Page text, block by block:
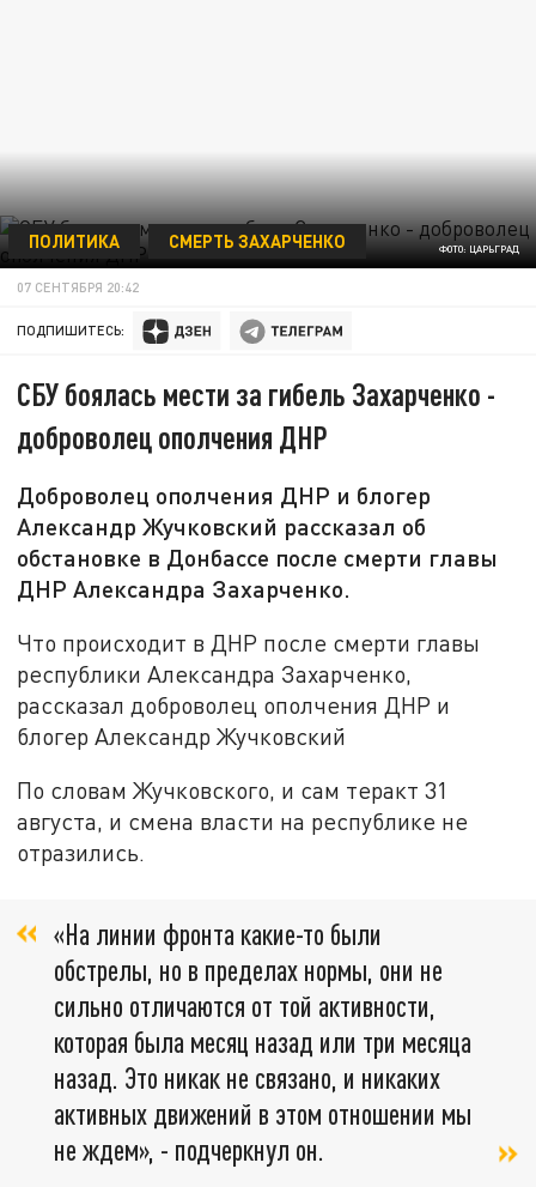
ФОТО: ЦАРЬГРАД
ПОЛИТИКА СМЕРТЬ ЗАХАРЧЕНКО
07 СЕНТЯБРЯ 20:42
ПОДПИШИТЕСЬ:
СБУ боялась мести за гибель Захарченко -
доброволец ополчения ДНР
Доброволец ополчения ДНР и блогер
Александр Жучковский рассказал об
обстановке в Донбассе после смерти главы
ДНР Александра Захарченко.
Что происходит в ДНР после смерти главы
республики Александра Захарченко,
рассказал доброволец ополчения ДНР и
блогер Александр Жучковский
По словам Жучковского, и сам теракт 31
августа, и смена власти на республике не
отразились.
«На линии фронта какие-то были
обстрелы, но в пределах нормы, они не
сильно отличаются от той активности,
которая была месяц назад или три месяца
назад. Это никак не связано, и никаких
активных движений в этом отношении мы
не ждем», - подчеркнул он.